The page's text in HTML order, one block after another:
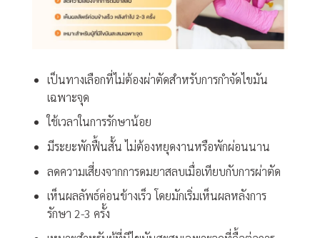
เป็นทางเลือกที่ไม่ต้องผ่าตัดสำหรับการกำจัดไขมัน
เฉพาะจุด
ใช้เวลาในการรักษาน้อย
มีระยะพักฟื้นสั้น ไม่ต้องหยุดงานหรือพักผ่อนนาน
ลดความเสี่ยงจากการดมยาสลบเมื่อเทียบกับการผ่าตัด
เห็นผลลัพธ์ค่อนข้างเร็ว โดยมักเริ่มเห็นผลหลังการ
รักษา 2-3 ครั้ง